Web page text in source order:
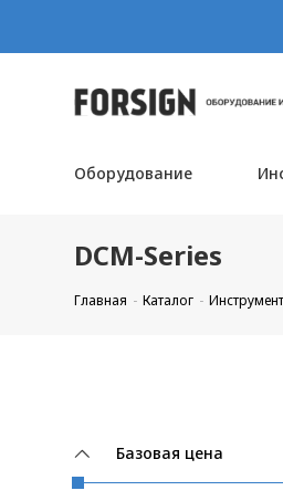
Оборудование
DCM-Series
Главная Каталог
Базовая цена